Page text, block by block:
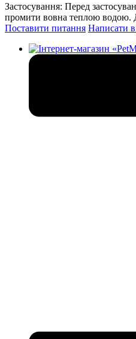
Застосування: Перед
промити вовна теплою водою.
Поставити питання Написати